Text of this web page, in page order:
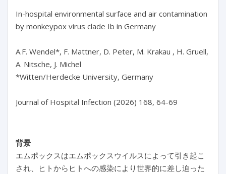
In-hospital environmental surface and air contamination
by monkeypox virus clade Ib in Germany
A.F. Wendel*, F. Mattner, D. Peter, M. Krakau , H. Gruell,
A. Nitsche, J. Michel
*Witten/Herdecke University, Germany
Journal of Hospital Infection (2026) 168, 64-69
背景
エムポックスはエムポックスウイルスによって引き起こ
され、ヒトからヒトへの感染により世界的に差し迫った